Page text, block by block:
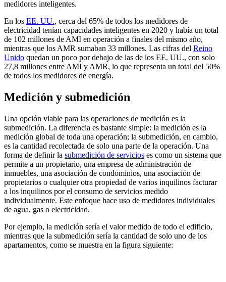
medidores inteligentes.
En los EE. UU., cerca del 65% de todos los medidores de
electricidad tenían capacidades inteligentes en 2020 y había un total
de 102 millones de AMI en operación a finales del mismo año,
mientras que los AMR sumaban 33 millones. Las cifras del Reino
Unido quedan un poco por debajo de las de los EE. UU., con solo
27,8 millones entre AMI y AMR, lo que representa un total del 50%
de todos los medidores de energía.
Medición y submedición
Una opción viable para las operaciones de medición es la
submedición. La diferencia es bastante simple: la medición es la
medición global de toda una operación; la submedición, en cambio,
es la cantidad recolectada de solo una parte de la operación. Una
forma de definir la submedición de servicios es como un sistema que
permite a un propietario, una empresa de administración de
inmuebles, una asociación de condominios, una asociación de
propietarios o cualquier otra propiedad de varios inquilinos facturar
a los inquilinos por el consumo de servicios medido
individualmente. Este enfoque hace uso de medidores individuales
de agua, gas o electricidad.
Por ejemplo, la medición sería el valor medido de todo el edificio,
mientras que la submedición sería la cantidad de solo uno de los
apartamentos, como se muestra en la figura siguiente: